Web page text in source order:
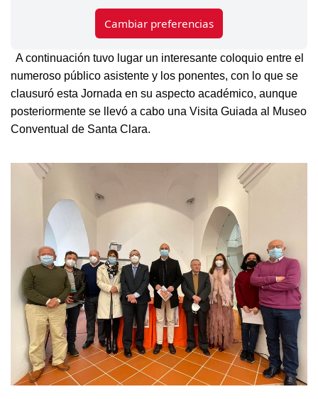
Cambiar preferencias
A continuación tuvo lugar un interesante coloquio entre el
numeroso público asistente y los ponentes, con lo que se
clausuró esta Jornada en su aspecto académico, aunque
posteriormente se llevó a cabo una Visita Guiada al Museo
Conventual de Santa Clara.